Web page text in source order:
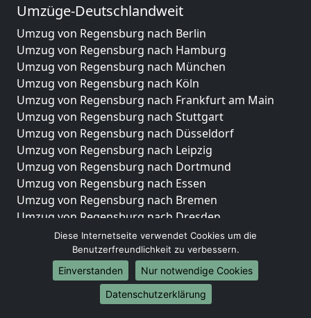
Umzüge-Deutschlandweit
Umzug von Regensburg nach Berlin
Umzug von Regensburg nach Hamburg
Umzug von Regensburg nach München
Umzug von Regensburg nach Köln
Umzug von Regensburg nach Frankfurt am Main
Umzug von Regensburg nach Stuttgart
Umzug von Regensburg nach Düsseldorf
Umzug von Regensburg nach Leipzig
Umzug von Regensburg nach Dortmund
Umzug von Regensburg nach Essen
Umzug von Regensburg nach Bremen
Umzug von Regensburg nach Dresden
Umzug von Regensburg nach Hannover
Umzug von Regensburg nach Nürnberg
Umzug von Regensburg nach Duisburg
Umzug von Regensburg nach Bochum
Umzug von Regensburg nach Wuppertal
Diese Internetseite verwendet Cookies um die
Benutzerfreundlichkeit zu verbessern.
Einverstanden
Nur notwendige Cookies
Datenschutzerklärung